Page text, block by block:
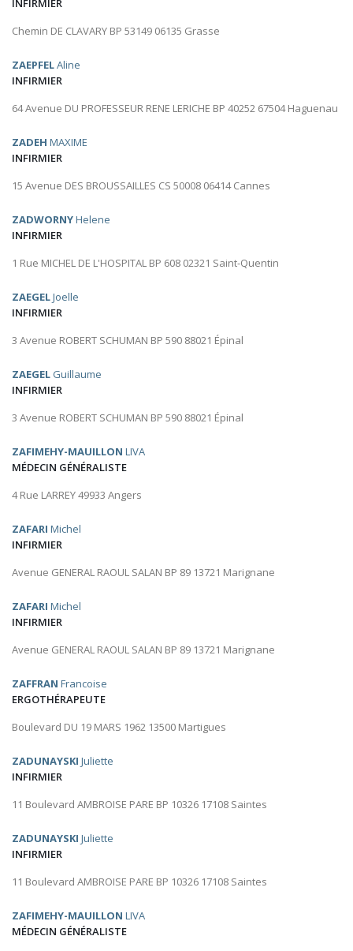
INFIRMIER
Chemin DE CLAVARY BP 53149 06135 Grasse
ZAEPFELAline
INFIRMIER
64 Avenue DU PROFESSEUR RENE LERICHE BP 40252 67504 Haguenau
ZADEH MAXIME
INFIRMIER
15 Avenue DES BROUSSAILLES CS 50008 06414 Cannes
ZADWORNYHelene
INFIRMIER
1 Rue MICHEL DE L'HOSPITAL BP 608 02321 Saint-Quentin
ZAEGELJoelle
INFIRMIER
3 Avenue ROBERT SCHUMAN BP 590 88021 Épinal
ZAEGEL Guillaume
INFIRMIER
3 Avenue ROBERT SCHUMAN BP 590 88021 Épinal
ZAFIMEHY-MAUILLON LIVA
MÉDECIN GÉNÉRALISTE
4 Rue LARREY 49933 Angers
ZAFARI Michel
INFIRMIER
Avenue GENERAL RAOUL SALAN BP 89 13721 Marignane
ZAFARI Michel
INFIRMIER
Avenue GENERAL RAOUL SALAN BP 89 13721 Marignane
ZAFFRAN Francoise
ERGOTHÉRAPEUTE
Boulevard DU 19 MARS 1962 13500 Martigues
ZADUNAYSKI Juliette
INFIRMIER
11 Boulevard AMBROISE PARE BP 10326 17108 Saintes
ZADUNAYSKI Juliette
INFIRMIER
11 Boulevard AMBROISE PARE BP 10326 17108 Saintes
ZAFIMEHY-MAUILLON LIVA
MÉDECIN GÉNÉRALISTE